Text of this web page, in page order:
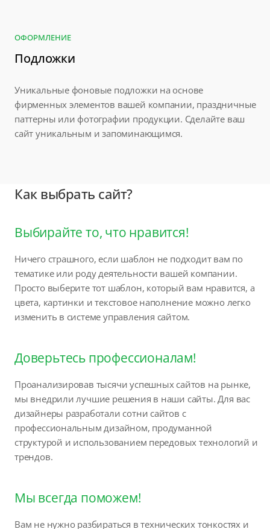
ОФОРМЛЕНИЕ
Подложки
Уникальные фоновые подложки на основе
фирменных элементов вашей компании, праздничные
паттерны или фотографии продукции. Сделайте ваш
сайт уникальным и запоминающимся.
Как выбрать сайт?
Выбирайте то, что нравится!
Ничего страшного, если шаблон не подходит вам по
тематике или роду деятельности вашей компании.
Просто выберите тот шаблон, который вам нравится, а
цвета, картинки и текстовое наполнение можно легко
изменить в системе управления сайтом.
Доверьтесь профессионалам!
Проанализировав тысячи успешных сайтов на рынке,
мы внедрили лучшие решения в наши сайты. Для вас
дизайнеры разработали сотни сайтов с
профессиональным дизайном, продуманной
структурой и использованием передовых технологий и
трендов.
Мы всегда поможем!
Вам не нужно разбираться в технических тонкостях и